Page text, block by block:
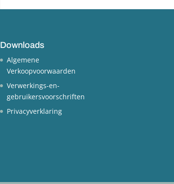
Downloads
Algemene
Verkoopvoorwaarden
Verwerkings-en-
gebruikersvoorschriften
Privacyverklaring